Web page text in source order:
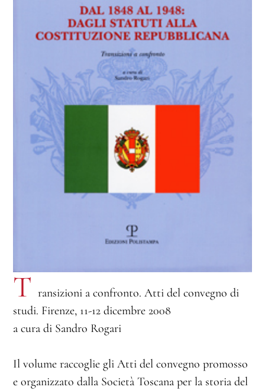
T ransizioni a confronto. Atti del convegno di
studi. Firenze, 11-12 dicembre 2008
a cura di Sandro Rogari
Il volume raccoglie gli Atti del convegno promosso
e organizzato dalla Società Toscana per la storia del